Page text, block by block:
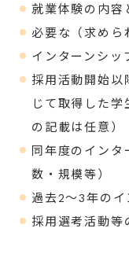
就業体験の内容
必要な（求めら
インターンシッ
採用活動開始以
じて取得した
の記載は任意）
同年度のインタ
数・規模等）
過去2～3年の
採用選考活動